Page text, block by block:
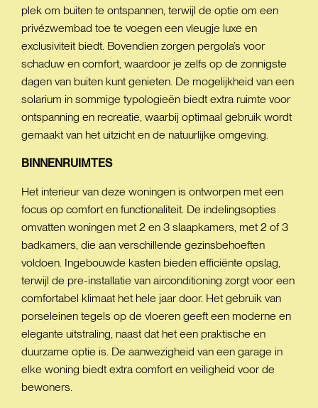
plek om buiten te ontspannen, terwijl de optie om een
privézwembad toe te voegen een vleugje luxe en
exclusiviteit biedt. Bovendien zorgen pergola’s voor
schaduw en comfort, waardoor je zelfs op de zonnigste
dagen van buiten kunt genieten. De mogelijkheid van een
solarium in sommige typologieën biedt extra ruimte voor
ontspanning en recreatie, waarbij optimaal gebruik wordt
gemaakt van het uitzicht en de natuurlijke omgeving.
BINNENRUIMTES
Het interieur van deze woningen is ontworpen met een
focus op comfort en functionaliteit. De indelingsopties
omvatten woningen met 2 en 3 slaapkamers, met 2 of 3
badkamers, die aan verschillende gezinsbehoeften
voldoen. Ingebouwde kasten bieden efficiënte opslag,
terwijl de pre-installatie van airconditioning zorgt voor een
comfortabel klimaat het hele jaar door. Het gebruik van
porseleinen tegels op de vloeren geeft een moderne en
elegante uitstraling, naast dat het een praktische en
duurzame optie is. De aanwezigheid van een garage in
elke woning biedt extra comfort en veiligheid voor de
bewoners.